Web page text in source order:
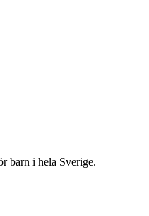
barn i hela Sverige.